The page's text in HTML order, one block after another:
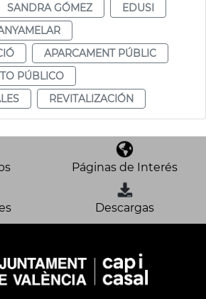
SANDRA GÓMEZ
EDUSI
APARCAMENT PÚBLIC
PÚBLICO
REVITALIZACIÓN
Páginas de Interés
Descargas